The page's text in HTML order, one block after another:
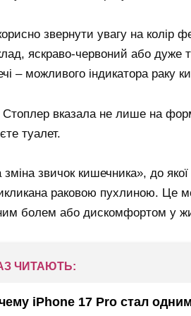
звернути увагу на колір
яскраво-червоний або дуже
– можливого індикатора раку
вказала не лише на
туалет.
звичок кишечника», до
раковою пухлиною. Це
болем або дискомфортом у
ЧИТАЮТЬ:
iPhone 17 Pro стал